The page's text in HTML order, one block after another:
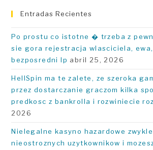
Entradas Recientes
Po prostu co istotne � trzeba z
sie gora rejestracja wlasciciela,
bezposredni Ip abril 25, 2026
HellSpin ma te zalete, ze szeroka
przez dostarczanie graczom kilka
predkosc z bankrolla i rozwiniecie
2026
Nielegalne kasyno hazardowe
nieostroznych uzytkownikow i